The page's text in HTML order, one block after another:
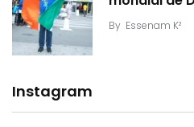
By Essenam K²
Instagram